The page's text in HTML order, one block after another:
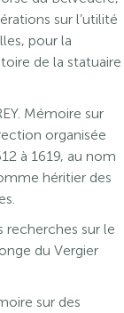
sur l’utilité
pour la
de la statuaire
Mémoire sur
organisée
à 1619, au nom
héritier des
recherches sur le
du Vergier
sur des